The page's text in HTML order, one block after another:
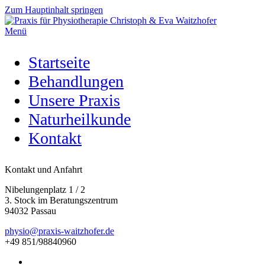
Zum Hauptinhalt springen
Menü
Startseite
Behandlungen
Unsere Praxis
Naturheilkunde
Kontakt
Kontakt und Anfahrt
Nibelungenplatz 1 / 2
3. Stock im Beratungszentrum
94032 Passau
physio@praxis-waitzhofer.de
+49 851/98840960